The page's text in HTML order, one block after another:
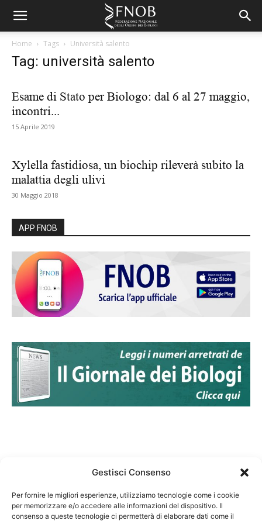
Gestisci Consenso
Per fornire le migliori esperienze, utilizziamo tecnologie come i cookie
per memorizzare e/o accedere alle informazioni del dispositivo. Il
consenso a queste tecnologie ci permetterà di elaborare dati come il
Home Tags Università salento
Tag: università salento
Esame di Stato per Biologo: dal 6 al 27 maggio,
incontri...
15 Aprile 2019
Xylella fastidiosa, un biochip rileverà subito la
malattia degli ulivi
30 Maggio 2018
APP FNOB
Federazione Nazionale Degli Ordini dei Biologi: